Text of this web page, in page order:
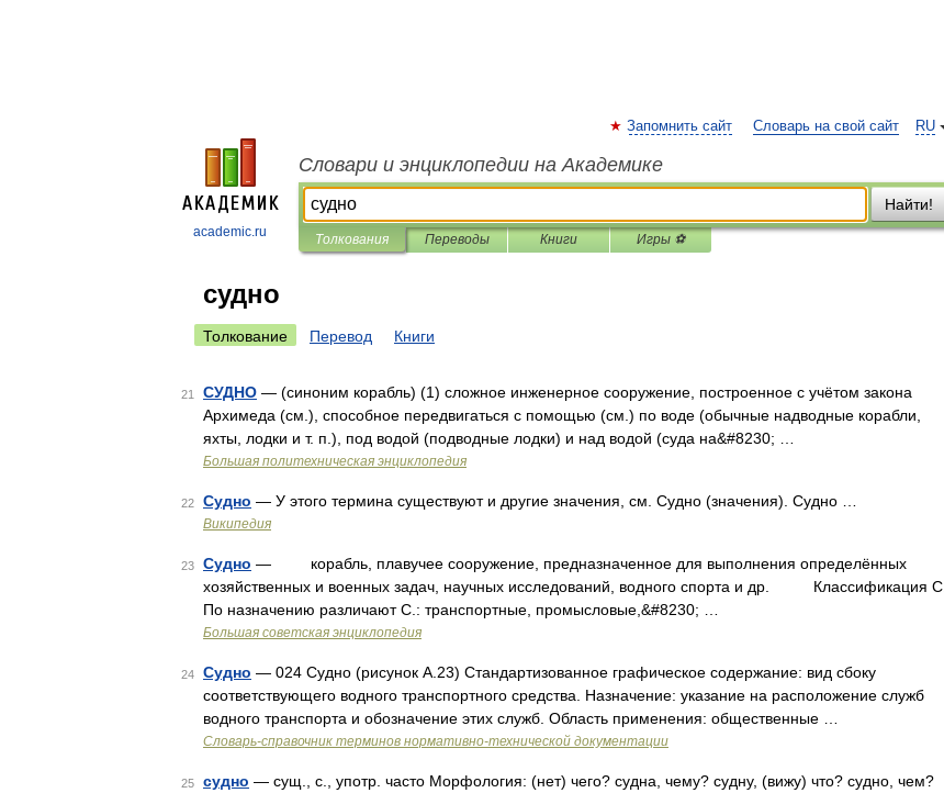
academic.ru
RU
Запомнить сайт Словарь на свой сайт
Словари и энциклопедии на Академике
Найти!
Толкования Переводы Книги Игры ⚽
судно
Толкование Перевод Книги
21 СУДНО — (синоним корабль) (1) сложное инженерное сооружение, построенное с учётом закона
Архимеда (см.), способное передвигаться с помощью (см.) по воде (обычные надводные корабли,
яхты, лодки и т. п.), под водой (подводные лодки) и над водой (суда на&#8230; …
Большая политехническая энциклопедия
22 Судно — У этого термина существуют и другие значения, см. Судно (значения). Судно …
Википедия
23 Судно — корабль, плавучее сооружение, предназначенное для выполнения определённых
хозяйственных и военных задач, научных исследований, водного спорта и др. Классификация С.
По назначению различают С.: транспортные, промысловые,&#8230; …
Большая советская энциклопедия
24 Судно — 024 Судно (рисунок А.23) Стандартизованное графическое содержание: вид сбоку
соответствующего водного транспортного средства. Назначение: указание на расположение служб
водного транспорта и обозначение этих служб. Область применения: общественные …
Словарь-справочник терминов нормативно-технической документации
25 судно — сущ., с., употр. часто Морфология: (нет) чего? судна, чему? судну, (вижу) что? судно, чем?